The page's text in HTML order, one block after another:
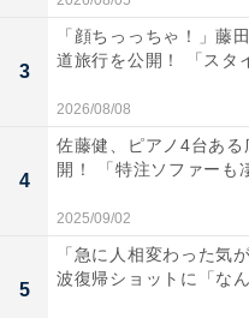
3
「顔ちっっちゃ！」藤
道旅行を公開！ 「スタ
2026/08/08
4
佐藤健、ピアノ4台あ
開！ 「特注ソファーも
2025/09/02
5
「急に人相変わった気
波復帰ショットに「な